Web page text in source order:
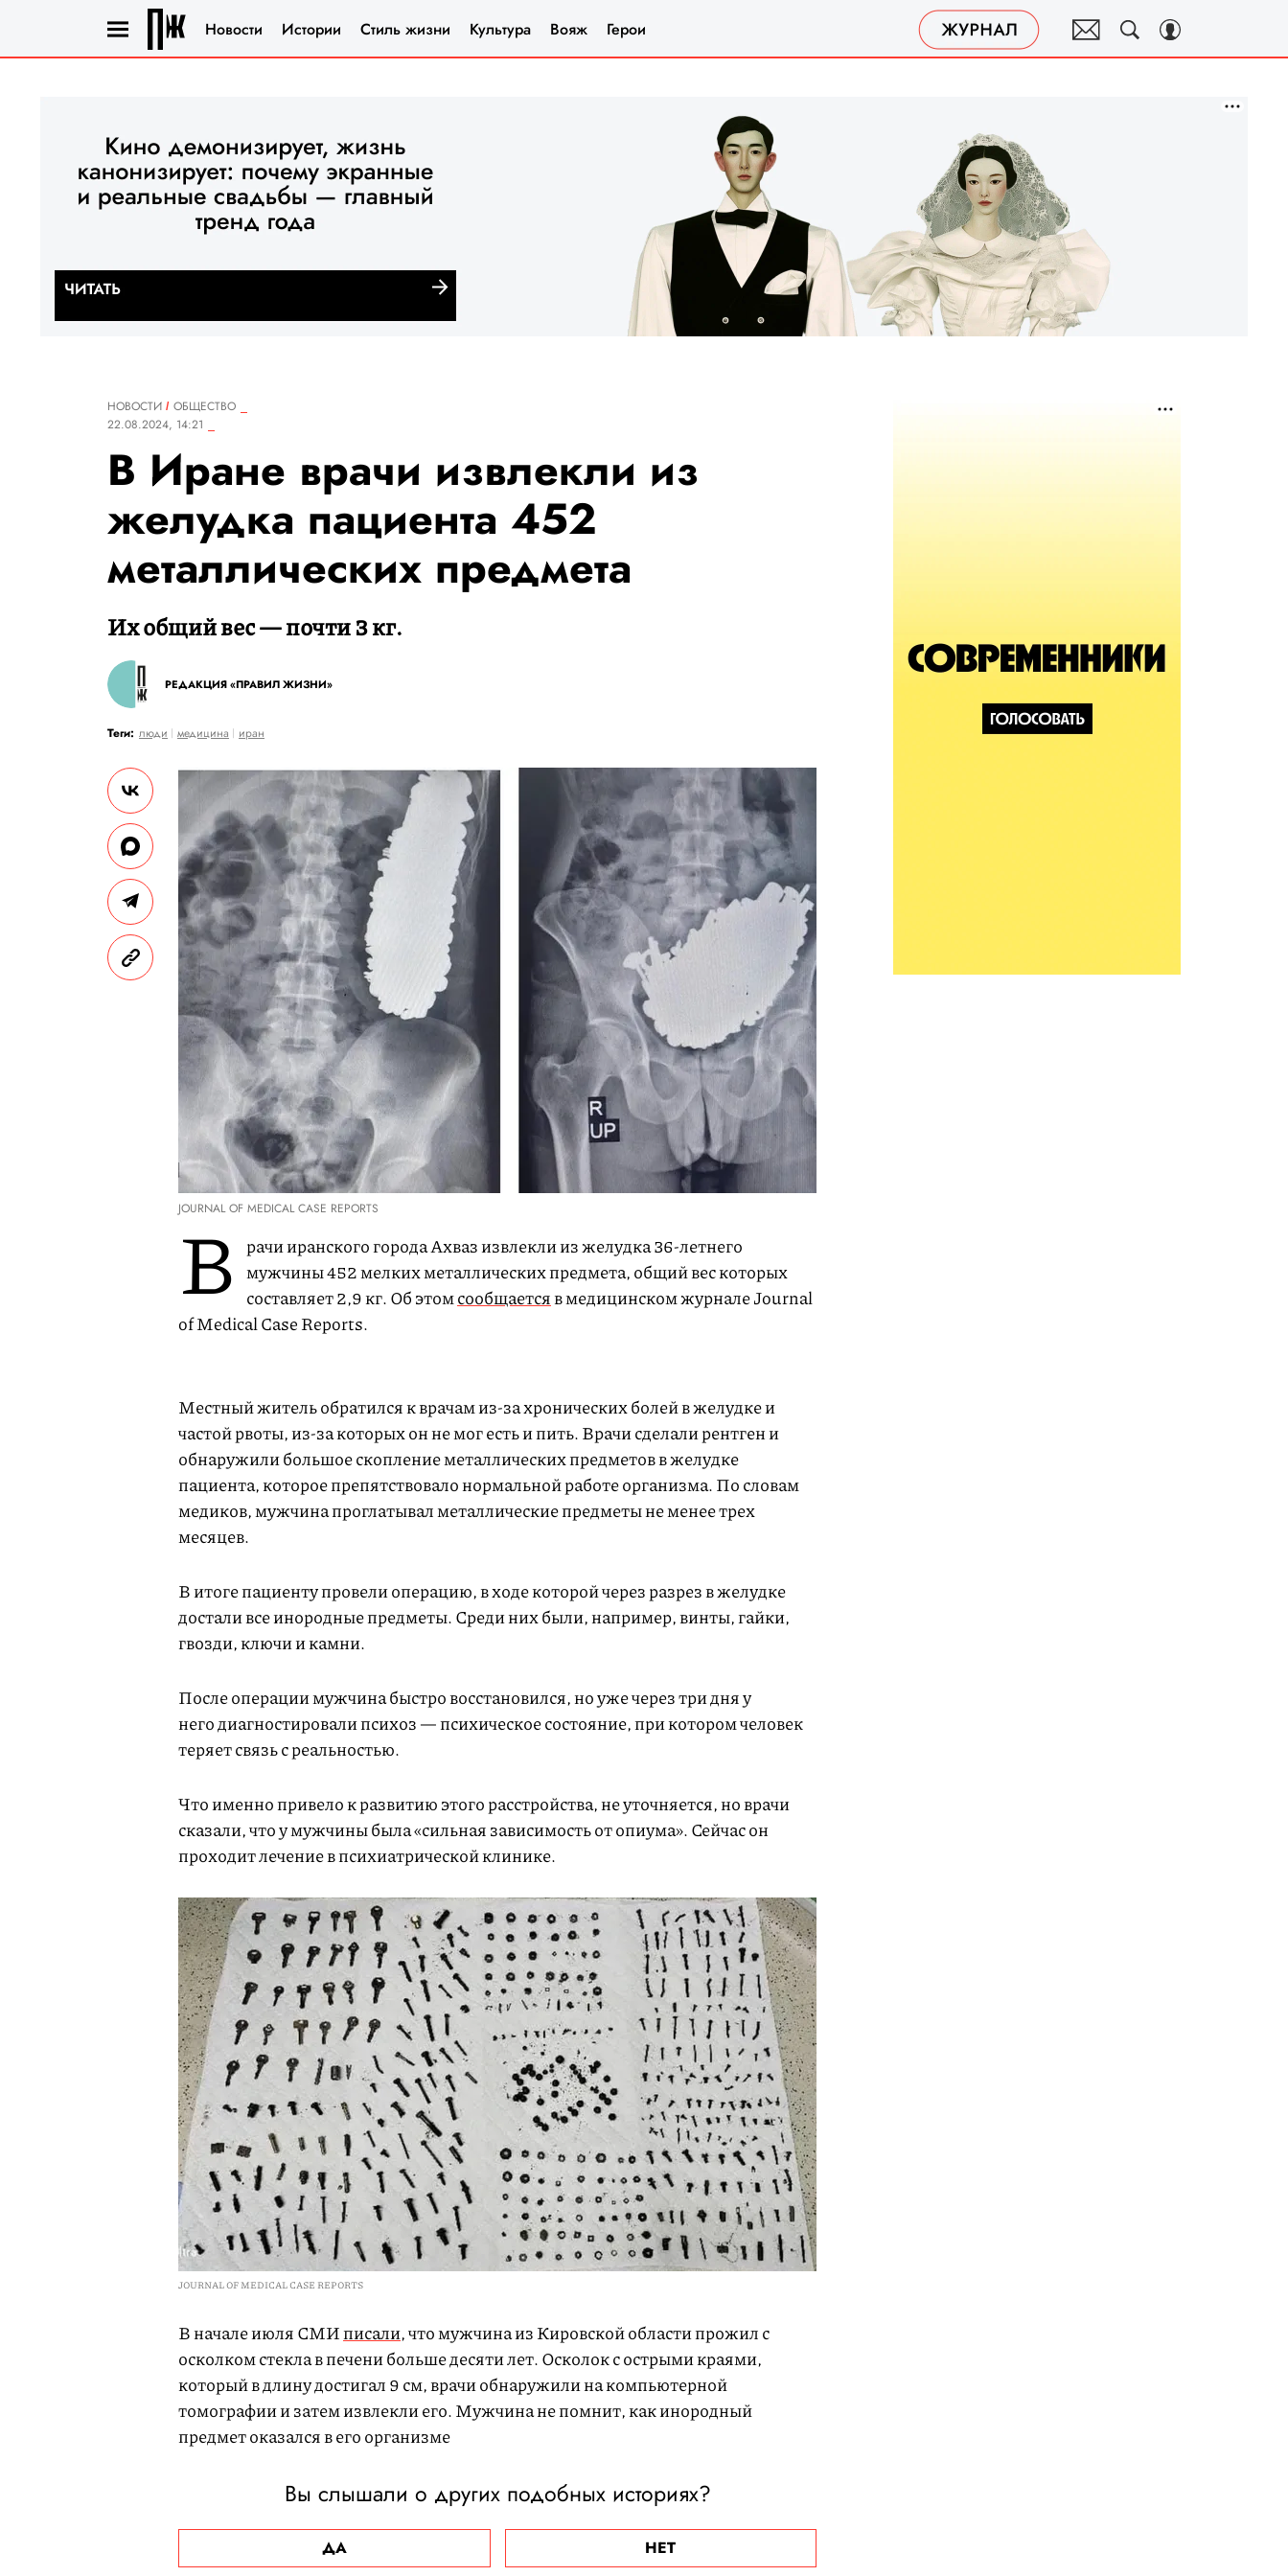
Новости Истории Стиль жизни Культура Вояж Герои
НОВОСТИ
ОБЩЕСТВО
22.08.2024, 14:21
В Иране врачи извлекли из
желудка пациента 452
металлических предмета
Их общий вес — почти 3 кг.
РЕДАКЦИЯ «ПРАВИЛ ЖИЗНИ»
Теги: люди медицина иран
JOURNAL OF MEDICAL CASE REPORTS
В
рачи иранского города Ахваз извлекли из желудка 36-летнего
мужчины 452 мелких металлических предмета, общий вес которых
составляет 2,9 кг. Об этомсообщаетсяв медицинском журнале Journal
of Medical Case Reports.
Местный житель обратился к врачам из-за хронических болей в желудке и
частой рвоты, из-за которых он не мог есть и пить. Врачи сделали рентген и
обнаружили большое скопление металлических предметов в желудке
пациента, которое препятствовало нормальной работе организма. По словам
медиков, мужчина проглатывал металлические предметы не менее трех
месяцев.
В итоге пациенту провели операцию, в ходе которой через разрез в желудке
достали все инородные предметы. Среди них были, например, винты, гайки,
гвозди, ключи и камни.
После операции мужчина быстро восстановился, но уже через три дня у
него диагностировали психоз — психическое состояние, при котором человек
теряет связь с реальностью.
Что именно привело к развитию этого расстройства, не уточняется, но врачи
сказали, что у мужчины была «сильная зависимость от опиума». Сейчас он
проходит лечение в психиатрической клинике.
JOURNAL OF MEDICAL CASE REPORTS
В начале июля СМИписали, что мужчина из Кировской области прожил с
осколком стекла в печени больше десяти лет. Осколок с острыми краями,
который в длину достигал 9 см, врачи обнаружили на компьютерной
томографии и затем извлекли его. Мужчина не помнит, как инородный
предмет оказался в его организме
Вы слышали о других подобных историях?
ДА НЕТ